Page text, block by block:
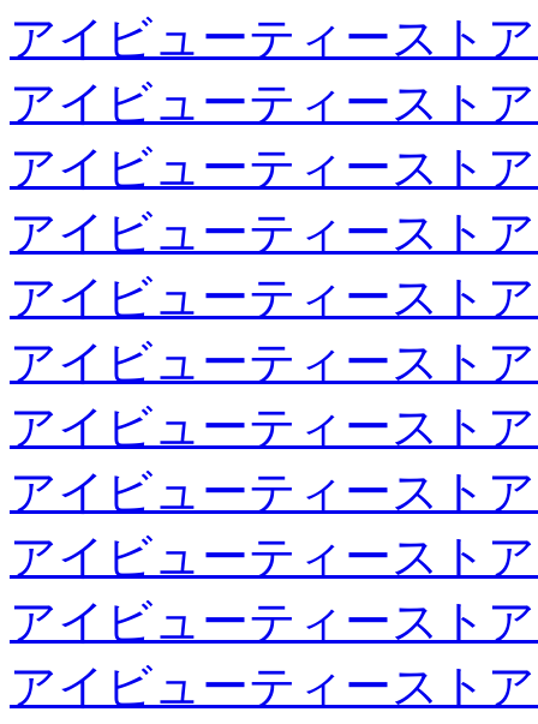
アイビューティースト
アイビューティースト
アイビューティースト
アイビューティースト
アイビューティースト
アイビューティースト
アイビューティースト
アイビューティースト
アイビューティースト
アイビューティースト
アイビューティースト